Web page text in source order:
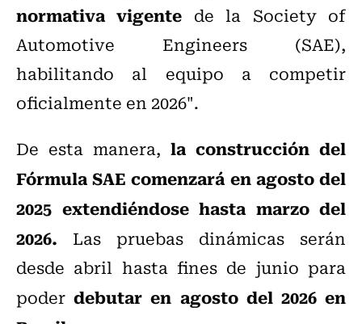
normativa vigente de la Society of
Automotive Engineers (SAE),
habilitando al equipo a competir
oficialmente en 2026".
De esta manera, la construcción del
Fórmula SAE comenzará en agosto del
2025 extendiéndose hasta marzo del
2026. Las pruebas dinámicas serán
desde abril hasta fines de junio para
poderdebutar en agosto del 2026 en